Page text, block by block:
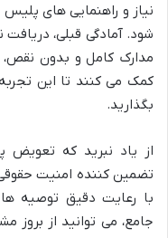
نیاز و راهنمایی های
شود. آمادگی قبلی،
مدارک کامل و بدون
کمک می کنند تا این
بگذارید.
از یاد نبرید که تعویض
تضمین کننده امنیت
با رعایت دقیق توصیه ها
جامع، می توانید از بروز